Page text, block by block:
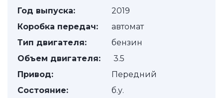
Год выпуска:
2019
Коробка передач:
автомат
Тип двигателя:
бензин
Объем двигателя:
3.5
Привод:
Передний
Состояние:
б.у.